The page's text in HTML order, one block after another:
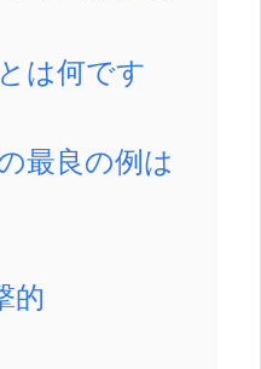
は何です
最良の例は
的